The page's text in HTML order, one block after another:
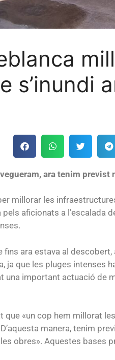
s’inundi
ara tenim previst
millorar les
aficionats a
ara estava al
ja que les pluges intenses
una important actuació de
que «un cop hem millorat
manera, tenim
obres». Aquestes bases